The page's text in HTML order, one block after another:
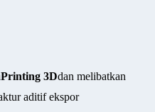
Printing 3Ddan melibatkan
aditif ekspor